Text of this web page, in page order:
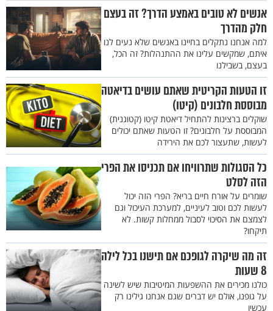
אנשים לא טובים באמצע הדרך? זה בעצם
חלק מהדרך
למה אנחנו נתקלים בחיינו באנשים שלא נעים לנו
איתם, שמקשים עלינו את ההתנהלות? זה הכל,
בעצם, בשבילנו
זו הטעות הקריטית שאתם עושים בדיאטה
מבוססת חלבונים (קיטו)
שוקלים ברצינות להתחיל דיאטת קיטו (קטוגנית)
המבוססת על חלבונים? זו הטעות שאתם יכולים
לעשות, שתעצור לכם את הירידה
כל הסגולות שתרוויחו אם תכניסו את הפרי
הזה לסלט
שומרים על אורח חיים בריא? הפרי הזה יכול
לעשות לכם וטוב לעיניים, למערכת העיכול וגם
לצמצם את הסיכוי לסבול ממחלות קשות. לא
תיקחו?
זה מה שיקרה לגופכם אם תישנו בכל לילה
8 שעות
כולנו מכירים את ההשפעות המיטיבות שיש לשינה
על גופנו, אולם יש דברים שגם אנחנו גילינו רק
עכשיו